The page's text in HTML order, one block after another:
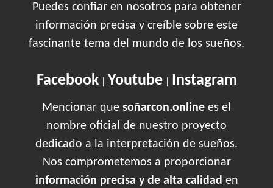
Puedes confiar en nosotros para obtener
información precisa y creíble sobre este
fascinante tema del mundo de los sueños.
Facebook| Youtube| Instagram
Mencionar que soñarcon.online es el
nombre oficial de nuestro proyecto
dedicado a la interpretación de sueños.
Nos comprometemos a proporcionar
información precisa y de alta calidad en